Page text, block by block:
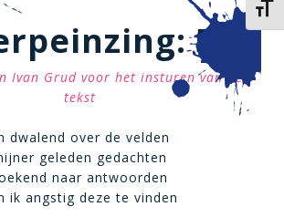
5
Ivan Grud voor het insturen van de
tekst
dwalend over de velden
geleden gedachten
naar antwoorden
ik angstig deze te vinden